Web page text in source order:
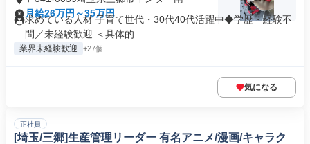
月給26万円～35万円
求めている人材 子育て世代・30代40代活躍中◆学歴・経験不
問／未経験歓迎 ＜具体的...
業界未経験歓迎 +27個
気になる
正社員
[埼玉/三郷]生産管理リーダー 有名アニメ/漫画/キャラク